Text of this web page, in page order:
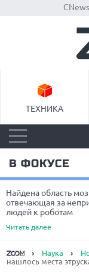
CNews
ТЕХНИКА
В ФОКУСЕ
Найдена область
отвечающая за
людей к роботам
Читать далее
Наука
нашлось места